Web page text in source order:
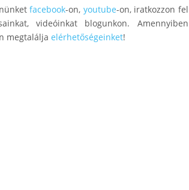
facebook-on, youtube-on, iratkozzon fel
videóinkat blogunkon. Amennyiben
megtalálja elérhetőségeinket!